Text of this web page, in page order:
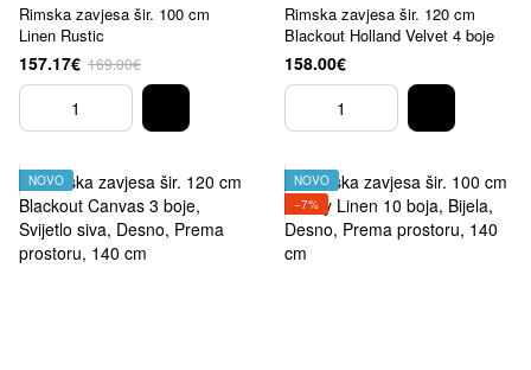
Rimska zavjesa šir. 100 cm
Linen Rustic
157.17€ 169.00€
Rimska zavjesa šir. 120 cm
Blackout Holland Velvet 4 boje
158.00€
NOVO
NOVO
−7%